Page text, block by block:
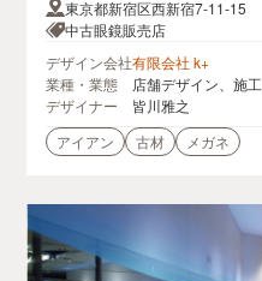
東京都新宿区西新宿7-11-15
中古眼鏡販売店
デザイン会社有限会社 k+
業種・業態
店舗デザイン、施工
デザイナー
皆川雅之
アイアン
古材 メガネ